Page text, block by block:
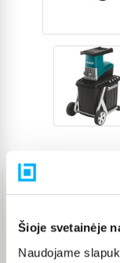
Šioje svetainėje
Naudojame
294,98 €